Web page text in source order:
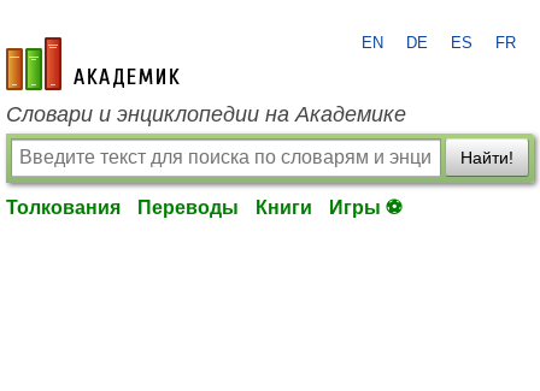
academic.ru
EN DE ES FR
Словари и энциклопедии на Академике
Найти!
Толкования Переводы Книги Игры ⚽